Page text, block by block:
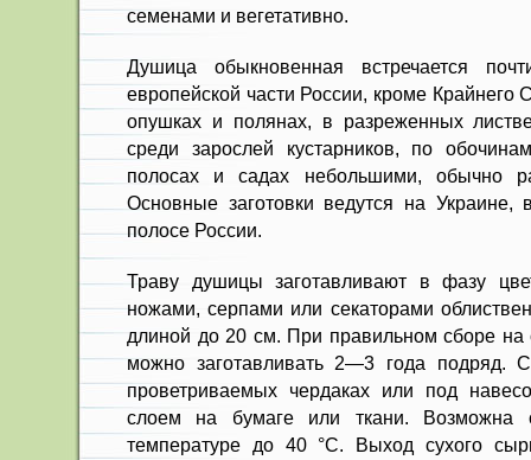
семенами и вегетативно.
Душица обыкновенная встречается
европейской части России, кроме Крайнего
опушках и полянах, в разреженных
среди зарослей кустарников, по
полосах и садах небольшими, обычно
Основные за­готовки ведутся на Украине,
полосе России.
Траву душицы заготавливают в фазу
ножа­ми, серпами или секаторами
длиной до 20 см. При правильном сборе
можно заготавли­вать 2—3 года подряд.
проветриваемых чердаках или под
слоем на бумаге или ткани. Возможна
температуре до 40 °С. Выход сухого